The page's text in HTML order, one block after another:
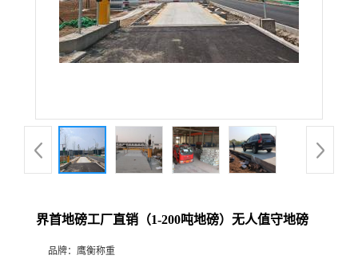
界首地磅工厂直销（1-200吨地磅）无人值守地磅
品牌： 鹰衡称重